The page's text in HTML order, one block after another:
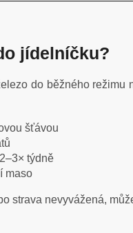
jídelníčku?
do běžného
šťávou
týdně
maso
strava nevyvážená,